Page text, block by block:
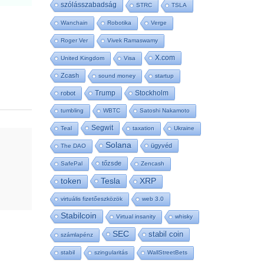
szólásszabadság STRC TSLA
Wanchain Robotika Verge
Roger Ver Vivek Ramaswamy
United Kingdom Visa X.com
Zcash sound money startup
robot Trump Stockholm
tumbling WBTC Satoshi Nakamoto
Teal Segwit taxation Ukraine
The DAO Solana ügyvéd
SafePal tőzsde Zencash
token Tesla XRP
virtuális fizetőeszközök web 3.0
Stabilcoin Virtual insanity whisky
számlapénz SEC stabil coin
stabil szingularitás WallStreetBets